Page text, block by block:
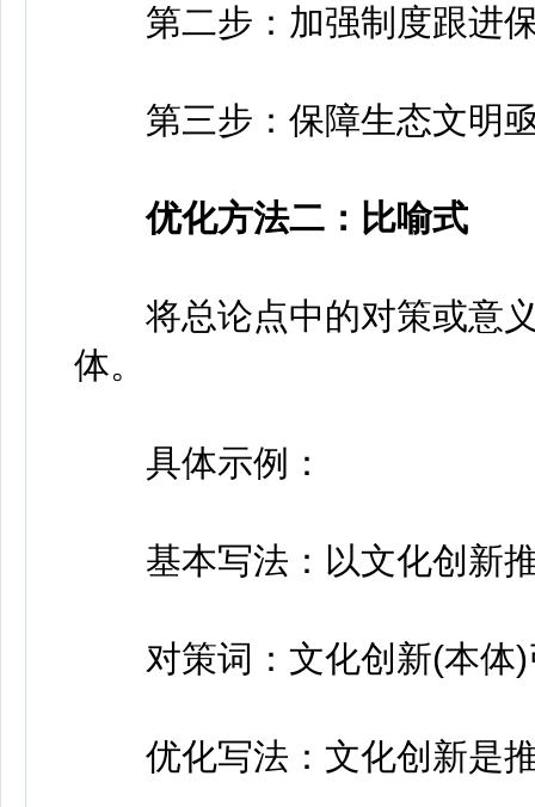
第二步：加强制度跟进
第三步：保障生态文明
优化方法二：比喻式
将总论点中的对策或意义
体。
具体示例：
基本写法：以文化创新
对策词：文化创新(本体)
优化写法：文化创新是推